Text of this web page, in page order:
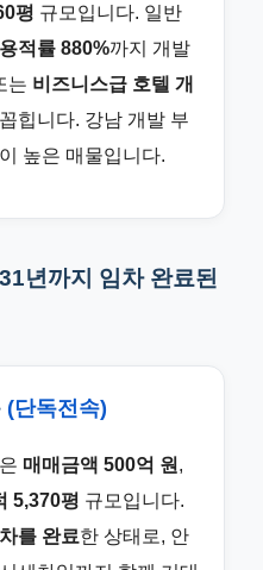
평 규모입니다. 일반
적률 880%까지 개발
는 비즈니스급 호텔 개
힙니다. 강남 개발 부
높은 매물입니다.
년까지 임차 완료된
(단독전속)
매매금액 500억 원 ,
5,370평 규모입니다.
를 완료한 상태로, 안